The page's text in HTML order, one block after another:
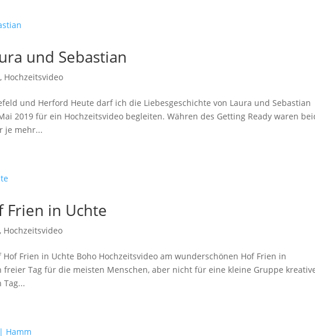
und Sebastian
, Hochzeitsvideo
und Herford Heute darf ich die Liebesgeschichte von Laura und Sebastian
2019 für ein Hochzeitsvideo begleiten. Währen des Getting Ready waren
je mehr...
Frien in Uchte
, Hochzeitsvideo
Hof Frien in Uchte Boho Hochzeitsvideo am wunderschönen Hof Frien in
freier Tag für die meisten Menschen, aber nicht für eine kleine Gruppe
Tag...